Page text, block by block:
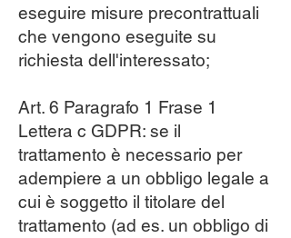
eseguire misure precontrattuali
che vengono eseguite su
richiesta dell'interessato;
Art. 6 Paragrafo 1 Frase 1
Lettera c GDPR: se il
trattamento è necessario per
adempiere a un obbligo legale a
cui è soggetto il titolare del
trattamento (ad es. un obbligo di